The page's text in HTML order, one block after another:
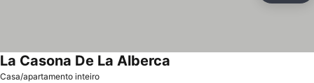
Casa/apartamento inteiro
La Casona De La Alberca